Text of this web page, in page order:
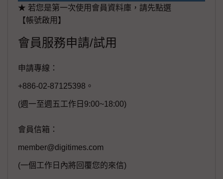
★ 若您是第一次使用會員資料庫，請先點選
【帳號啟用】
會員服務申請/試用
申請專線：
+886-02-87125398。
(週一至週五工作日9:00~18:00)
會員信箱：
member@digitimes.com
(一個工作日內將回覆您的來信)